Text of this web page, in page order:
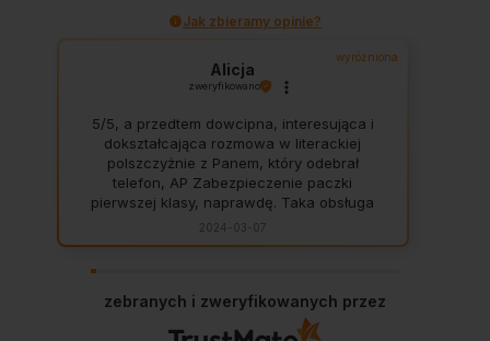
Jak zbieramy opinie?
wyróżniona
Alicja
zweryfikowano
5/5, a przedtem dowcipna, interesująca i
dokształcająca rozmowa w literackiej
polszczyżnie z Panem, który odebrał
telefon, AP Zabezpieczenie paczki
pierwszej klasy, naprawdę. Taka obsługa
to skarb, dają z siebie 100 procent, aby
zadowolić klienta. Świetnie, na czas. Nigdy
2024-03-07
zebranych i zweryfikowanych przez